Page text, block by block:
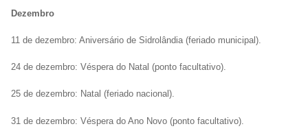
Dezembro
11 de dezembro: Aniversário de Sidrolândia (feriado municipal).
24 de dezembro: Véspera do Natal (ponto facultativo).
25 de dezembro: Natal (feriado nacional).
31 de dezembro: Véspera do Ano Novo (ponto facultativo).